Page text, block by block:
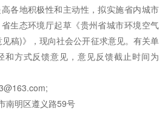
各地积极性和主动性，拟实施省内城市
生态环境厅起草《贵州省城市环境空气
稿)》，现向社会公开征求意见。有关单
和方式反馈意见，意见反馈截止时间为
南明区遵义路59号